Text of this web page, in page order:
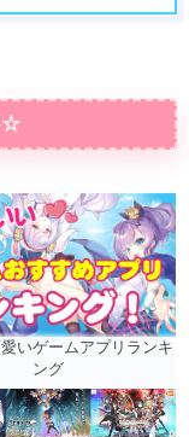
☆
いゲームアプリランキ
ング